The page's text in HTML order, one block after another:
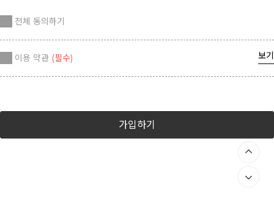
전체 동의하기
이용 약관 (필수) 보기
가입하기